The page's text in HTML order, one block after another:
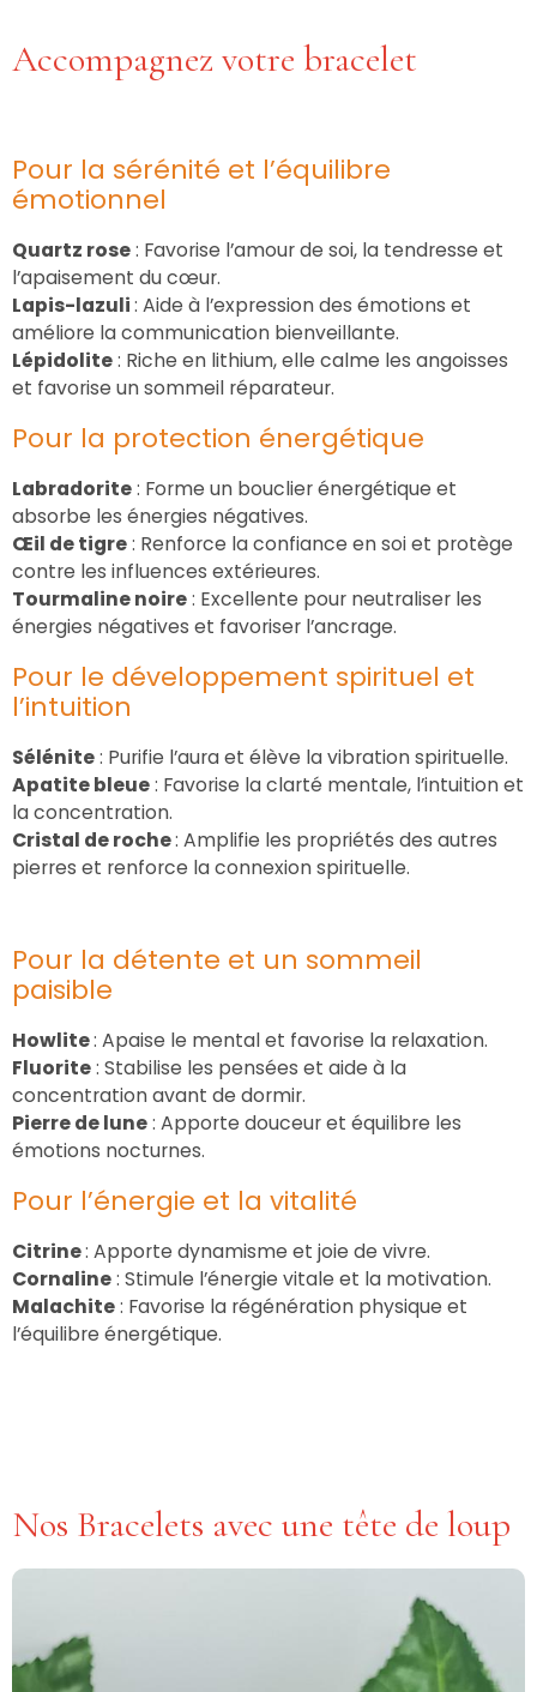
Accompagnez votre bracelet
Pour la sérénité et l’équilibre
émotionnel
Quartz rose: Favorise l’amour de soi, la tendresse et
l’apaisement du cœur.
Lapis-lazuli: Aide à l’expression des émotions et
améliore la communication bienveillante.
Lépidolite: Riche en lithium, elle calme les angoisses
et favorise un sommeil réparateur.
Pour la protection énergétique
Labradorite: Forme un bouclier énergétique et
absorbe les énergies négatives.
Œil de tigre: Renforce la confiance en soi et protège
contre les influences extérieures.
Tourmaline noire: Excellente pour neutraliser les
énergies négatives et favoriser l’ancrage.
Pour le développement spirituel et
l’intuition
Sélénite: Purifie l’aura et élève la vibration spirituelle.
Apatite bleue: Favorise la clarté mentale, l’intuition et
la concentration.
Cristal de roche: Amplifie les propriétés des autres
pierres et renforce la connexion spirituelle.
Pour la détente et un sommeil
paisible
Howlite: Apaise le mental et favorise la relaxation.
Fluorite: Stabilise les pensées et aide à la
concentration avant de dormir.
Pierre de lune: Apporte douceur et équilibre les
émotions nocturnes.
Pour l’énergie et la vitalité
Citrine: Apporte dynamisme et joie de vivre.
Cornaline: Stimule l’énergie vitale et la motivation.
Malachite: Favorise la régénération physique et
l’équilibre énergétique.
Nos Bracelets avec une tête de loup